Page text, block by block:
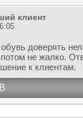
клиент
доверять
не жалко.
к клиентам.